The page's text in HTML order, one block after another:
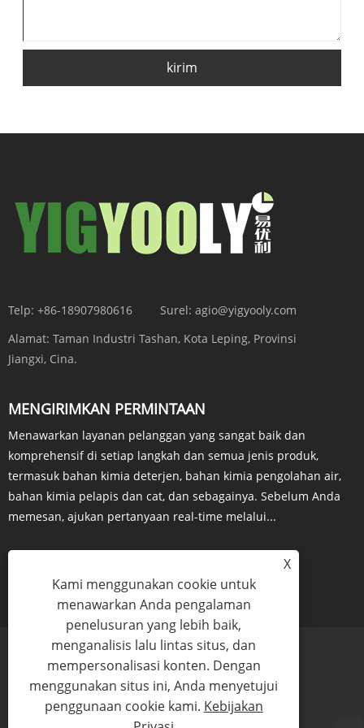
kirim
Telp: +86-18907980616 Surel: agio@yigyooly.com
Alamat: Taman Industri Tashan, Kota Leping, Provinsi
Jiangxi, Cina.
MENGIRIMKAN PERMINTAAN
Menawarkan layanan pelanggan yang sangat baik dan
komprehensif di setiap langkah dan semua jenis produk,
termasuk bahan kimia deterjen, bahan kimia pengolahan air,
bahan kimia pelapis dan cat, dan sebagainya. Sebelum Anda
memesan, ajukan pertanyaan real-time melalui...
PERTANYAAN SEKARANG
RSS Kebijakan Privasi
X
Kami menggunakan cookie untuk
menawarkan Anda pengalaman
penelusuran yang lebih baik,
menganalisis lalu lintas situs, dan
mempersonalisasi konten. Dengan
menggunakan situs ini, Anda menyetujui
penggunaan cookie kami. Kebijakan